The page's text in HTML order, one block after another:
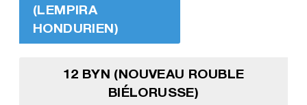
(LEMPIRA
HONDURIEN)
12 BYN (NOUVEAU ROUBLE
BIÉLORUSSE)